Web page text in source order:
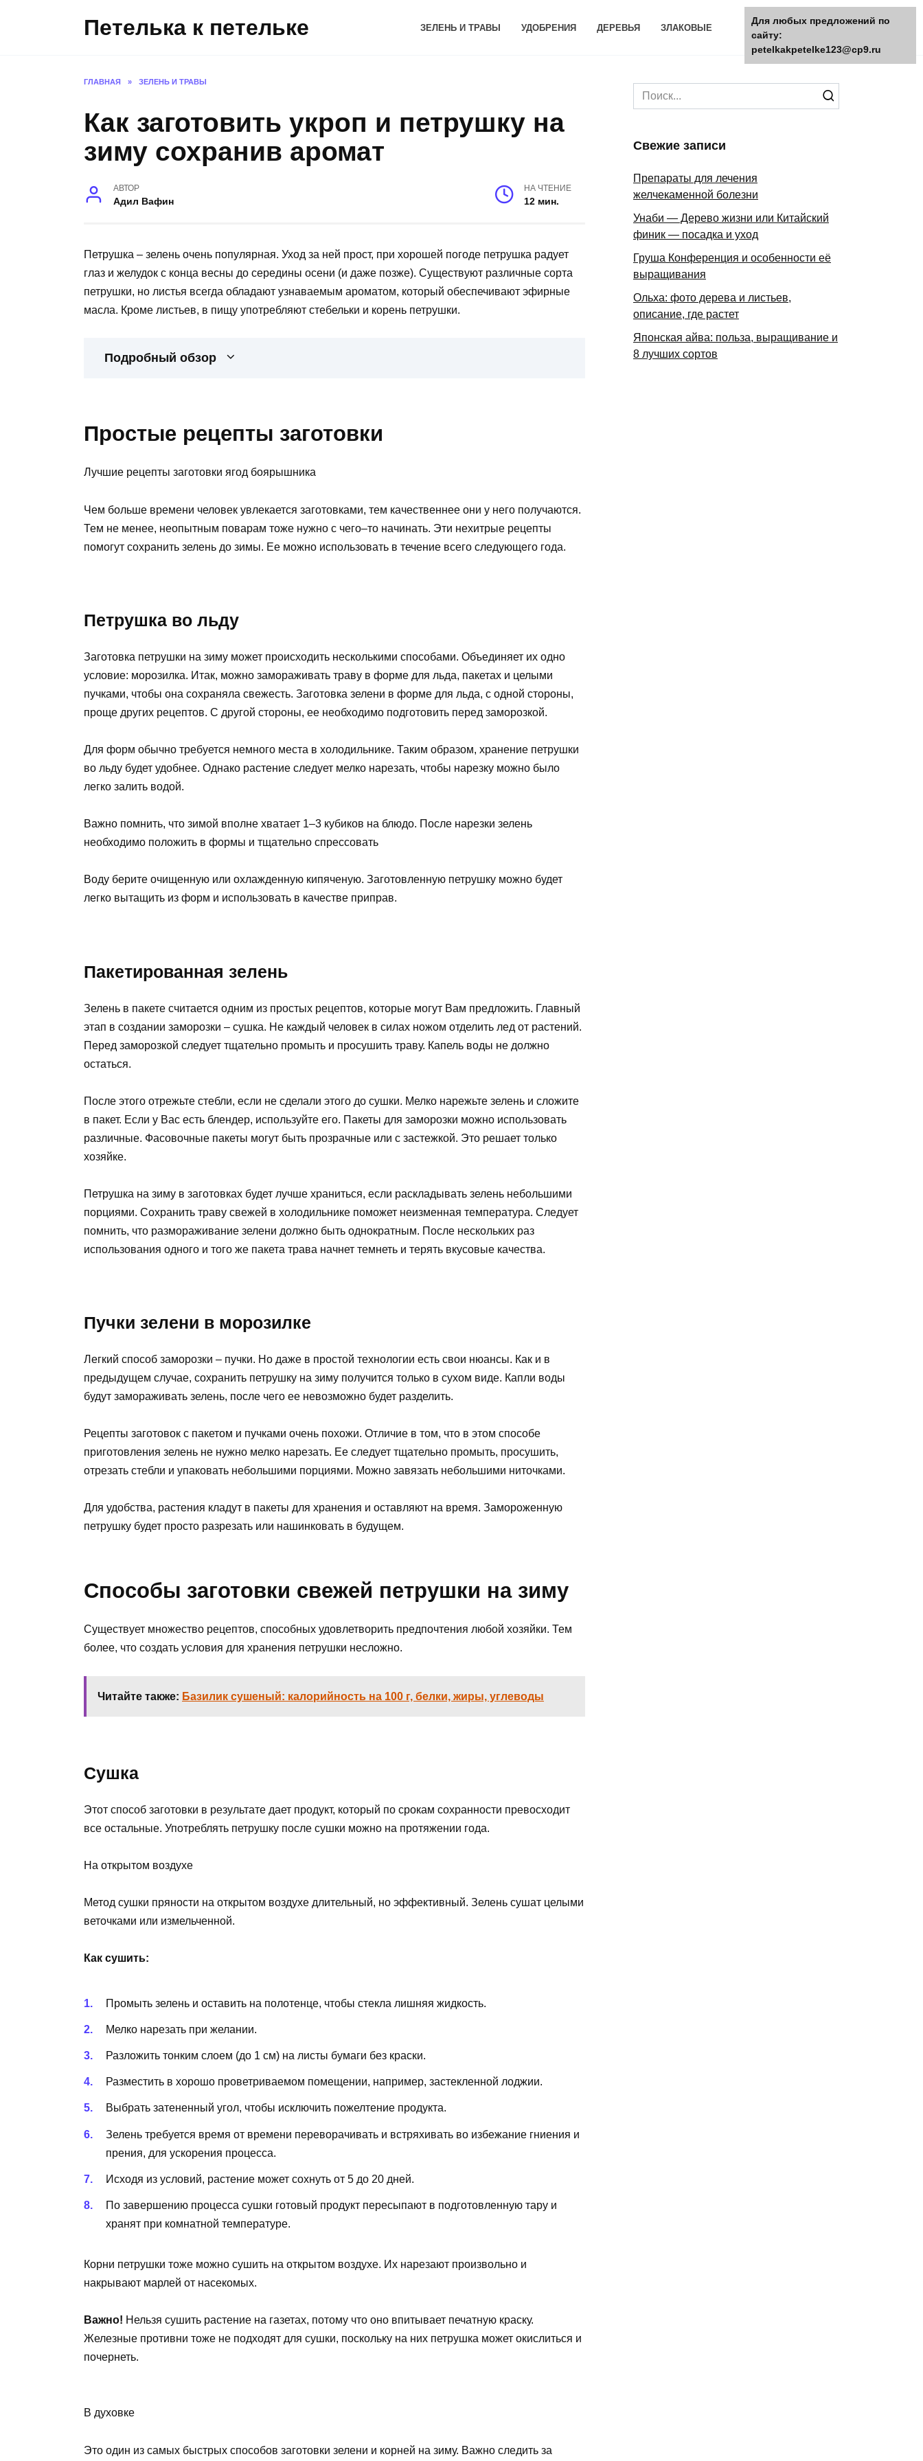
Петелька к петельке ЗЕЛЕНЬ И ТРАВЫ УДОБРЕНИЯ ДЕРЕВЬЯ ЗЛАКОВЫЕ
ГЛАВНАЯ » ЗЕЛЕНЬ И ТРАВЫ
Как заготовить укроп и петрушку на
зиму сохранив аромат
АВТОР
Адил Вафин
НА ЧТЕНИЕ
12 мин.
Петрушка – зелень очень популярная. Уход за ней прост, при хорошей погоде петрушка радует
глаз и желудок с конца весны до середины осени (и даже позже). Существуют различные сорта
петрушки, но листья всегда обладают узнаваемым ароматом, который обеспечивают эфирные
масла. Кроме листьев, в пищу употребляют стебельки и корень петрушки.
Подробный обзор
Простые рецепты заготовки
Лучшие рецепты заготовки ягод боярышника
Чем больше времени человек увлекается заготовками, тем качественнее они у него получаются.
Тем не менее, неопытным поварам тоже нужно с чего–то начинать. Эти нехитрые рецепты
помогут сохранить зелень до зимы. Ее можно использовать в течение всего следующего года.
Петрушка во льду
Заготовка петрушки на зиму может происходить несколькими способами. Объединяет их одно
условие: морозилка. Итак, можно замораживать траву в форме для льда, пакетах и целыми
пучками, чтобы она сохраняла свежесть. Заготовка зелени в форме для льда, с одной стороны,
проще других рецептов. С другой стороны, ее необходимо подготовить перед заморозкой.
Для форм обычно требуется немного места в холодильнике. Таким образом, хранение петрушки
во льду будет удобнее. Однако растение следует мелко нарезать, чтобы нарезку можно было
легко залить водой.
Важно помнить, что зимой вполне хватает 1–3 кубиков на блюдо. После нарезки зелень
необходимо положить в формы и тщательно спрессовать
Воду берите очищенную или охлажденную кипяченую. Заготовленную петрушку можно будет
легко вытащить из форм и использовать в качестве приправ.
Пакетированная зелень
Зелень в пакете считается одним из простых рецептов, которые могут Вам предложить. Главный
этап в создании заморозки – сушка. Не каждый человек в силах ножом отделить лед от растений.
Перед заморозкой следует тщательно промыть и просушить траву. Капель воды не должно
остаться.
После этого отрежьте стебли, если не сделали этого до сушки. Мелко нарежьте зелень и сложите
в пакет. Если у Вас есть блендер, используйте его. Пакеты для заморозки можно использовать
различные. Фасовочные пакеты могут быть прозрачные или с застежкой. Это решает только
хозяйке.
Петрушка на зиму в заготовках будет лучше храниться, если раскладывать зелень небольшими
порциями. Сохранить траву свежей в холодильнике поможет неизменная температура. Следует
помнить, что размораживание зелени должно быть однократным. После нескольких раз
использования одного и того же пакета трава начнет темнеть и терять вкусовые качества.
Пучки зелени в морозилке
Легкий способ заморозки – пучки. Но даже в простой технологии есть свои нюансы. Как и в
предыдущем случае, сохранить петрушку на зиму получится только в сухом виде. Капли воды
будут замораживать зелень, после чего ее невозможно будет разделить.
Рецепты заготовок с пакетом и пучками очень похожи. Отличие в том, что в этом способе
приготовления зелень не нужно мелко нарезать. Ее следует тщательно промыть, просушить,
отрезать стебли и упаковать небольшими порциями. Можно завязать небольшими ниточками.
Для удобства, растения кладут в пакеты для хранения и оставляют на время. Замороженную
петрушку будет просто разрезать или нашинковать в будущем.
Способы заготовки свежей петрушки на зиму
Существует множество рецептов, способных удовлетворить предпочтения любой хозяйки. Тем
более, что создать условия для хранения петрушки несложно.
Читайте также: Базилик сушеный: калорийность на 100 г, белки, жиры, углеводы
Сушка
Этот способ заготовки в результате дает продукт, который по срокам сохранности превосходит
все остальные. Употреблять петрушку после сушки можно на протяжении года.
На открытом воздухе
Метод сушки пряности на открытом воздухе длительный, но эффективный. Зелень сушат целыми
веточками или измельченной.
Как сушить:
Промыть зелень и оставить на полотенце, чтобы стекла лишняя жидкость.
Мелко нарезать при желании.
Разложить тонким слоем (до 1 см) на листы бумаги без краски.
Разместить в хорошо проветриваемом помещении, например, застекленной лоджии.
Выбрать затененный угол, чтобы исключить пожелтение продукта.
Зелень требуется время от времени переворачивать и встряхивать во избежание гниения и
прения, для ускорения процесса.
Исходя из условий, растение может сохнуть от 5 до 20 дней.
По завершению процесса сушки готовый продукт пересыпают в подготовленную тару и
хранят при комнатной температуре.
Корни петрушки тоже можно сушить на открытом воздухе. Их нарезают произвольно и
накрывают марлей от насекомых.
Важно! Нельзя сушить растение на газетах, потому что оно впитывает печатную краску.
Железные противни тоже не подходят для сушки, поскольку на них петрушка может окислиться и
почернеть.
В духовке
Это один из самых быстрых способов заготовки зелени и корней на зиму. Важно следить за
Search
for:
Свежие записи
Препараты для лечения
желчекаменной болезни
Унаби — Дерево жизни или Китайский
финик — посадка и уход
Груша Конференция и особенности её
выращивания
Ольха: фото дерева и листьев,
описание, где растет
Японская айва: польза, выращивание и
8 лучших сортов
Для любых предложений по
сайту:
petelkakpetelke123@cp9.ru